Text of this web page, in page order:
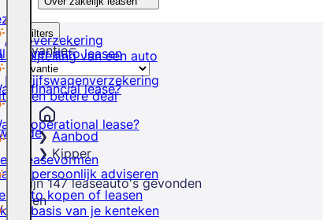
de bijtelling van een auto
een betere deal
je persoonlijk adviseren
op basis van je kenteken
Autoverzekering
Bedrijfswagenverzekering
over auto leasen
is financial lease?
is operational lease?
4 leasevormen
auto kopen of leasen
Filters
Relevantie
Aanbod
Kipper
Er zijn147 leaseauto'sgevonden
Sluiten